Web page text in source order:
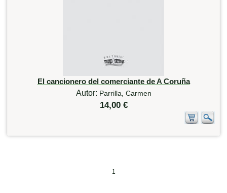
El cancionero del comerciante de A Coruña
Autor: Parrilla, Carmen
14,00 €
1